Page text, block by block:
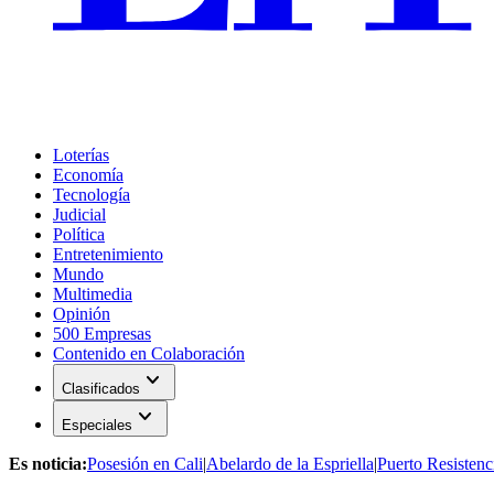
Loterías
Economía
Tecnología
Judicial
Política
Entretenimiento
Mundo
Multimedia
Opinión
500 Empresas
Contenido en Colaboración
Clasificados expand_more
Especiales expand_more
Es noticia:Posesión en Cali|Abelardo de la Espriella|Puerto